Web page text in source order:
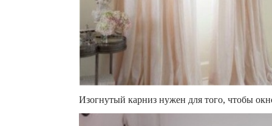
Изогнутый карниз нужен для того, чтобы